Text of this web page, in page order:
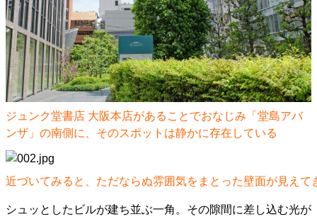
ジュンク堂書店 大阪本店があることでおなじみ「堂島アバ
ンザ」の南側に、そのスポットは静かに存在している
近づいてみると、ただならぬ雰囲気をまとった壁面が見えて
シュッとしたビルが建ち並ぶ一角。その隙間に差し込む光が